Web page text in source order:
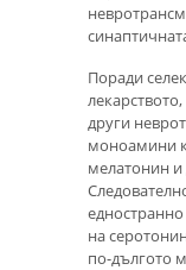
Поради
други
моноамини
мелатонин и
на
по-дългото